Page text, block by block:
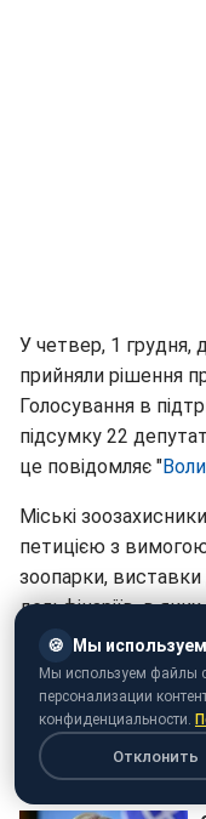
У четвер, 1 грудня,
прийняли рішення
Голосування в
підсумку 22
це повідомляє "
Міські
петицією з вимогою
зоопарки, виставки
дельфінаріїв, в
Нагадаємо, у США
засновника Cirque
🍪 Мы
Мы используем файлы
персонализации
конфиденциальности.
Отклонить